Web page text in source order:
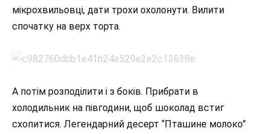
мікрохвильовці, дати трохи охолонути. Вилити
спочатку на верх торта.
А потім розподілити і з боків. Прибрати в
холодильник на півгодини, щоб шоколад встиг
схопитися. Легендарний десерт “Пташине молоко”